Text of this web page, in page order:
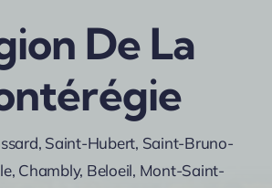
De La
Saint-Hubert, Saint-Bruno-
Chambly, Beloeil, Mont-Saint-